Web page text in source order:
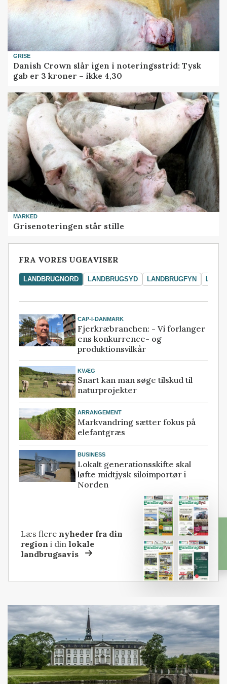
GRISE
Danish Crown slår igen i noteringsstrid: Tysk
gab er 3 kroner – ikke 4,30
MARKED
Grisenoteringen står stille
FRA VORES UGEAVISER
LANDBRUGNORD LANDBRUGSYD LANDBRUGFYN
CAP-I-DANMARK
Fjerkræbranchen: - Vi forlanger
ens konkurrence- og
produktionsvilkår
KVÆG
Snart kan man søge tilskud til
naturprojekter
ARRANGEMENT
Markvandring sætter fokus på
elefantgræs
BUSINESS
Lokalt generationsskifte skal
løfte midtjysk siloimportør i
Norden
Læs flere nyheder fra din
region i dinlokale
landbrugsavis